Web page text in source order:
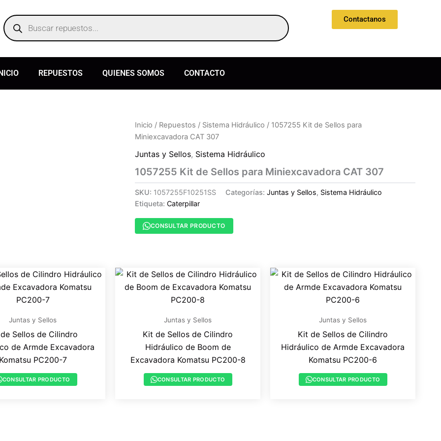
Products
search
Contactanos
REPUESTOS QUIENES SOMOS CONTACTO
Inicio / Repuestos / Sistema Hidráulico / 1057255 Kit de Sellos para
Miniexcavadora CAT 307
Juntas y Sellos, Sistema Hidráulico
1057255 Kit de Sellos para Miniexcavadora CAT 307
SKU: 1057255F10251SS Categorías: Juntas y Sellos, Sistema Hidráulico
Etiqueta: Caterpillar
CONSULTAR PRODUCTO
Juntas y Sellos
Sellos de Cilindro
de Armde Excavadora
Komatsu PC200-7
CONSULTAR PRODUCTO
Juntas y Sellos
Kit de Sellos de Cilindro
Hidráulico de Boom de
Excavadora Komatsu PC200-8
CONSULTAR PRODUCTO
Juntas y Sellos
Kit de Sellos de Cilindro
Hidráulico de Armde Excavadora
Komatsu PC200-6
CONSULTAR PRODUCTO